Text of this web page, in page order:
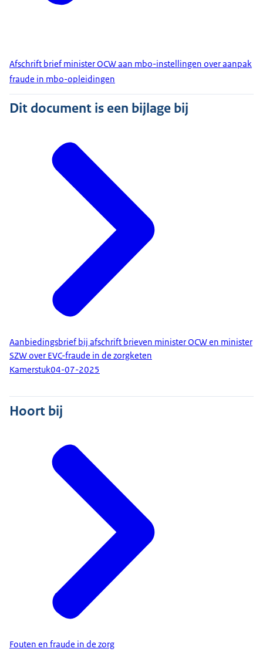
Afschrift brief minister OCW aan mbo-instellingen over aanpak
fraude in mbo-opleidingen
Dit document is een bijlage bij
Aanbiedingsbrief bij afschrift brieven minister OCW en minister
SZW over EVC-fraude in de zorgketen
Kamerstuk04-07-2025
Hoort bij
Fouten en fraude in de zorg